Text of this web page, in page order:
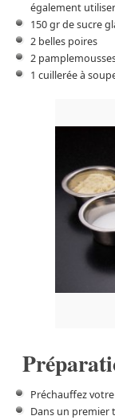
également
150 gr de sucre
2 belles poires
2
1 cuillerée à
Préchauffez
Dans un premier